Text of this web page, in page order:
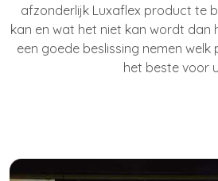
afzonderlijk Luxaflex product te
kan en wat het niet kan wordt dan
een goede beslissing nemen
het beste voor